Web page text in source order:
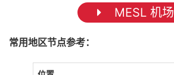
MESL 机场
常用地区节点参考：